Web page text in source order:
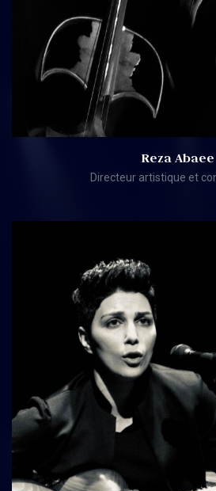
Reza Abaee
Directeur artistique et